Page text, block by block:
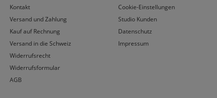
Kontakt
Versand und Zahlung
Kauf auf Rechnung
Versand in die Schweiz
Widerrufsrecht
Widerrufsformular
AGB
Cookie-Einstellungen
Studio Kunden
Datenschutz
Impressum